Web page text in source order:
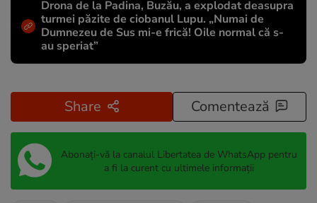
Drona de la Padina, Buzău, a explodat deasupra
turmei păzite de ciobanul Lupu. „Numai de
Dumnezeu de Sus mi-e frică! Oile normal că s-
au speriat”
Share Comentează
Abonați-vă la canalul Libertatea de WhatsApp pentru
a fi la curent cu ultimele informații